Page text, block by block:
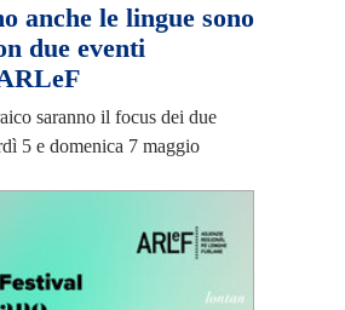
anche le lingue sono
due eventi
saranno il focus dei due
5 e domenica 7 maggio